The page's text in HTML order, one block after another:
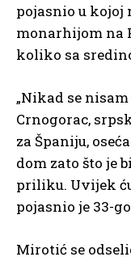
pojasnio u kojoj
monarhijom na
koliko sa
„Nikad se
Crnogorac,
za Španiju,
dom zato što je
priliku. Uvijek
pojasnio je 33-
Mirotić se